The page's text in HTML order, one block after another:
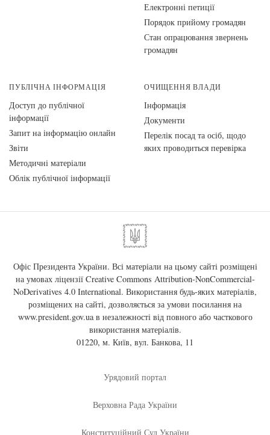
Електронні петиції
Порядок прийому громадян
Стан опрацювання звернень
громадян
ПУБЛІЧНА ІНФОРМАЦІЯ
Доступ до публічної
інформації
Запит на інформацію онлайн
Звіти
Методичні матеріали
Облік публічної інформації
ОЧИЩЕННЯ ВЛАДИ
Інформація
Документи
Перелік посад та осіб, щодо
яких проводиться перевірка
Офіс Президента України. Всі матеріали на цьому сайті розміщені
на умовах ліцензії Creative Commons Attribution-NonCommercial-
NoDerivatives 4.0 International. Використання будь-яких матеріалів,
розміщених на сайті, дозволяється за умови посилання на
www.president.gov.uaв незалежності від повного або часткового
використання матеріалів.
01220, м. Київ, вул. Банкова, 11
Урядовий портал
Верховна Рада України
Конституційний Суд України